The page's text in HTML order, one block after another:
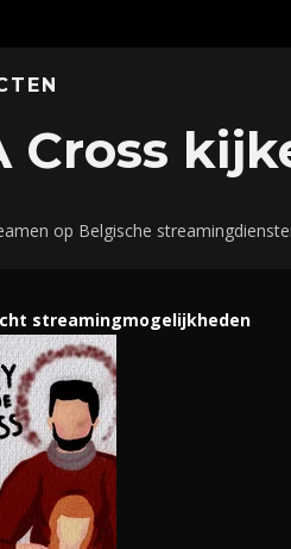
Cross
op Belgische
streamingmogelijkheden